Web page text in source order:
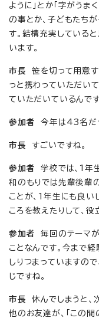
ように」とか「字がうま
の事とか、子どもたち
す。結構充実している
います。
市長
笹を切って用意
っと携わっていただい
ていただいているんです
参加者 今年は43名だ
市長 すごいですね。
参加者
学校では、1年
和のもりでは先輩後輩
ことが、1年生にも良
ころを教えたりして、役
参加者
毎回のテーマ
ことなんです。今まで
しりつまっていますの
じですね。
市長
休んでしまうと、
他のお友達が、「この間